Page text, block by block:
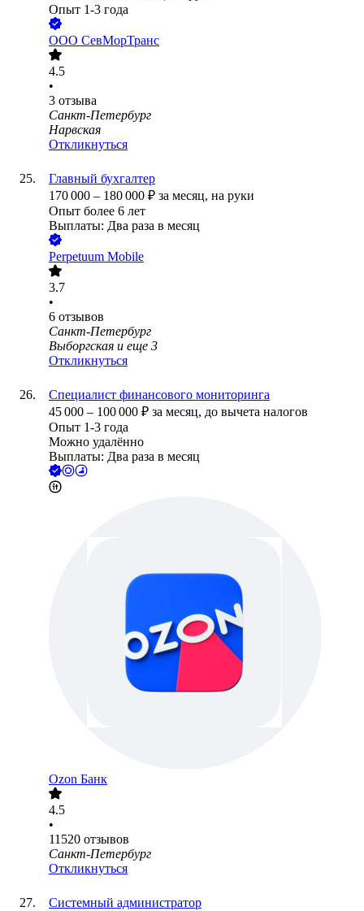
Опыт 1-3 года
ООО СевМорТранс
4.5
•
3 отзыва
Санкт-Петербург
Нарвская
Откликнуться
Главный бухгалтер
170 000 – 180 000 ₽ за месяц, на руки
Опыт более 6 лет
Выплаты: Два раза в месяц
Perpetuum Mobile
3.7
•
6 отзывов
Санкт-Петербург
Выборгская и еще 3
Откликнуться
Специалист финансового мониторинга
45 000 – 100 000 ₽ за месяц, до вычета налогов
Опыт 1-3 года
Можно удалённо
Выплаты: Два раза в месяц
Ozon Банк
4.5
•
11520 отзывов
Санкт-Петербург
Откликнуться
Системный администратор